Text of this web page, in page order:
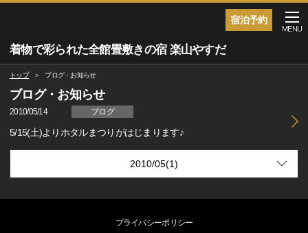
宿泊予約
着物で彩られた全館畳敷きの宿 楽山やすだ
MENU
トップ ブログ・お知らせ
ブログ・お知らせ
2010/05/14 ブログ
5/15(土)よりホタルまつりがはじまります♪
プライバシーポリシー